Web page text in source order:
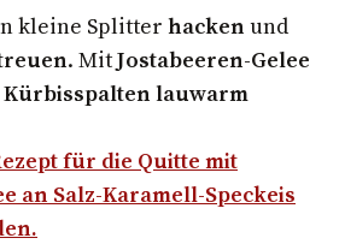
kleine Splitter hacken und
. MitJostabeeren-Gelee
lauwarm
für die Quitte mit
an Salz-Karamell-Speckeis